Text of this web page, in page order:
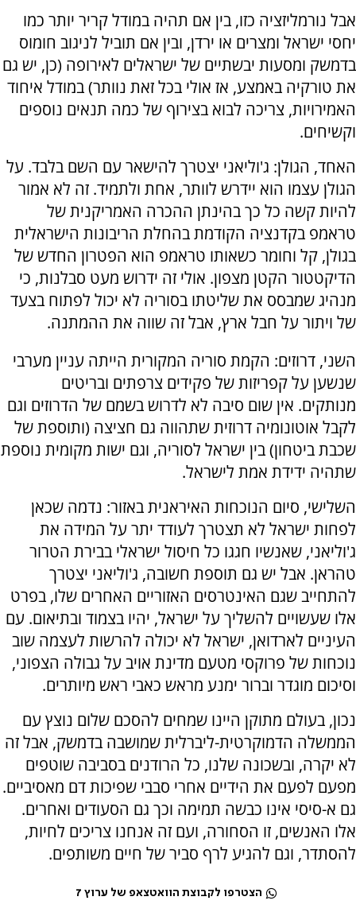
אבל נורמליזציה כזו, בין אם תהיה במודל קריר יותר כמו
יחסי ישראל ומצרים או ירדן, ובין אם תוביל לניגוב חומוס
בדמשק ומסעות יבשתיים של ישראלים לאירופה (כן, יש גם
את טורקיה באמצע, אז אולי בכל זאת נוותר) במודל איחוד
האמירויות, צריכה לבוא בצירוף של כמה תנאים נוספים
וקשיחים.
האחד, הגולן: ג'וליאני יצטרך להישאר עם השם בלבד. על
הגולן עצמו הוא יידרש לוותר, אחת ולתמיד. זה לא אמור
להיות קשה כל כך בהינתן ההכרה האמריקנית של
טראמפ בקדנציה הקודמת בהחלת הריבונות הישראלית
בגולן, קל וחומר כשאותו טראמפ הוא הפטרון החדש של
הדיקטטור הקטן מצפון. אולי זה ידרוש מעט סבלנות, כי
מנהיג שמבסס את שליטתו בסוריה לא יכול לפתוח בצעד
של ויתור על חבל ארץ, אבל זה שווה את ההמתנה.
השני, דרוזים: הקמת סוריה המקורית הייתה עניין מערבי
שנשען על קפריזות של פקידים צרפתים ובריטים
מנותקים. אין שום סיבה לא לדרוש בשמם של הדרוזים וגם
לקבל אוטונומיה דרוזית שתהווה גם חציצה (ותוספת של
שכבת ביטחון) בין ישראל לסוריה, וגם ישות מקומית נוספת
שתהיה ידידת אמת לישראל.
השלישי, סיום הנוכחות האיראנית באזור: נדמה שכאן
לפחות ישראל לא תצטרך לעודד יתר על המידה את
ג'וליאני, שאנשיו חגגו כל חיסול ישראלי בבירת הטרור
טהראן. אבל יש גם תוספת חשובה, ג'וליאני יצטרך
להתחייב שגם האינטרסים האזוריים האחרים שלו, בפרט
אלו שעשויים להשליך על ישראל, יהיו בצמוד ובתיאום. עם
העיניים לארדואן, ישראל לא יכולה להרשות לעצמה שוב
נוכחות של פרוקסי מטעם מדינת אויב על גבולה הצפוני,
וסיכום מוגדר וברור ימנע מראש כאבי ראש מיותרים.
נכון, בעולם מתוקן היינו שמחים להסכם שלום נוצץ עם
הממשלה הדמוקרטית-ליברלית שמושבה בדמשק, אבל זה
לא יקרה, ובשכונה שלנו, כל הרודנים בסביבה שוטפים
מפעם לפעם את הידיים אחרי סבבי שפיכות דם מאסיביים.
גם א-סיסי אינו כבשה תמימה וכך גם הסעודים ואחרים.
אלו האנשים, זו הסחורה, ועם זה אנחנו צריכים לחיות,
להסתדר, וגם להגיע לרף סביר של חיים משותפים.
הצטרפו לקבוצת הוואטצאפ של ערוץ 7